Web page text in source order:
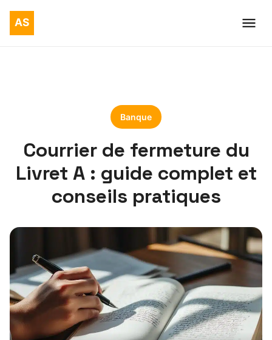
Banque
Courrier de fermeture du
Livret A : guide complet et
conseils pratiques